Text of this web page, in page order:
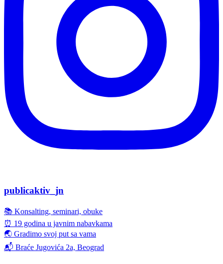
publicaktiv_jn
📚 Konsalting, seminari, obuke
⏰ 19 godina u javnim nabavkama
🌏 Gradimo svoj put sa vama
📬 Braće Jugovića 2a, Beograd